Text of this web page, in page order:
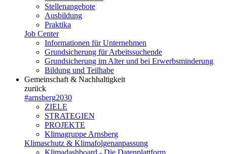
Stellenangebote
Ausbildung
Praktika
Job Center
Informationen für Unternehmen
Grundsicherung für Arbeitssuchende
Grundsicherung im Alter und bei Erwerbsminderung
Bildung und Teilhabe
Gemeinschaft & Nachhaltigkeit
zurück
#arnsberg2030
ZIELE
STRATEGIEN
PROJEKTE
Klimagruppe Arnsberg
Klimaschutz & Klimafolgenanpassung
Klimadashboard - Die Datenplattform